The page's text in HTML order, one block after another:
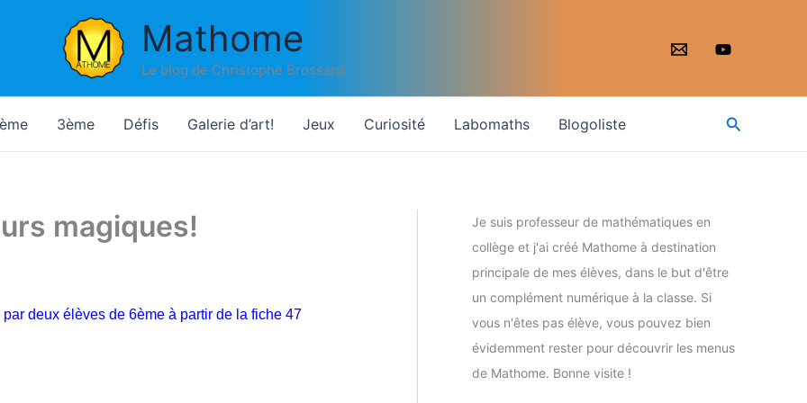
Mathome
Le blog de Christophe Brossard
3ème Défis Galerie d’art! Jeux Curiosité Labomaths Blogoliste
magiques!
deux élèves de 6ème à partir de la fiche 47
Je suis professeur de mathématiques en
collège et j'ai créé Mathome à destination
principale de mes élèves, dans le but d'être
un complément numérique à la classe. Si
vous n'êtes pas élève, vous pouvez bien
évidemment rester pour découvrir les menus
de Mathome. Bonne visite !